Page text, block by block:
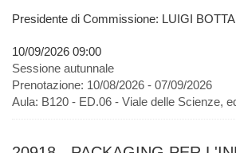
Presidente di Commissione: LUIGI
10/09/2026 09:00
Sessione autunnale
Prenotazione: 10/08/2026 - 07/09/2026
Aula: B120 - ED.06 - Viale delle Scienze,